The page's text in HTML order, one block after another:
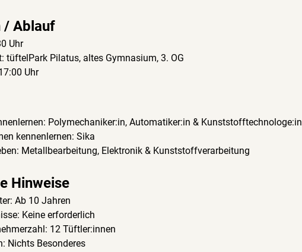
/ Ablauf
Uhr
tüftelPark Pilatus, altes Gymnasium, 3. OG
Uhr
Polymechaniker:in, Automatiker:in & Kunststofftechnologe:in
kennenlernen: Sika
Metallbearbeitung, Elektronik & Kunststoffverarbeitung
Hinweise
Ab 10 Jahren
Keine erforderlich
12 Tüftler:innen
Nichts Besonderes